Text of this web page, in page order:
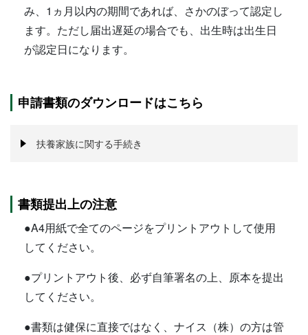
み、1ヵ月以内の期間であれば、さかのぼって認定し
ます。ただし届出遅延の場合でも、出生時は出生日
が認定日になります。
申請書類のダウンロードはこちら
扶養家族に関する手続き
書類提出上の注意
●A4用紙で全てのページをプリントアウトして使用
してください。
●プリントアウト後、必ず自筆署名の上、原本を提出
してください。
●書類は健保に直接ではなく、ナイス（株）の方は管